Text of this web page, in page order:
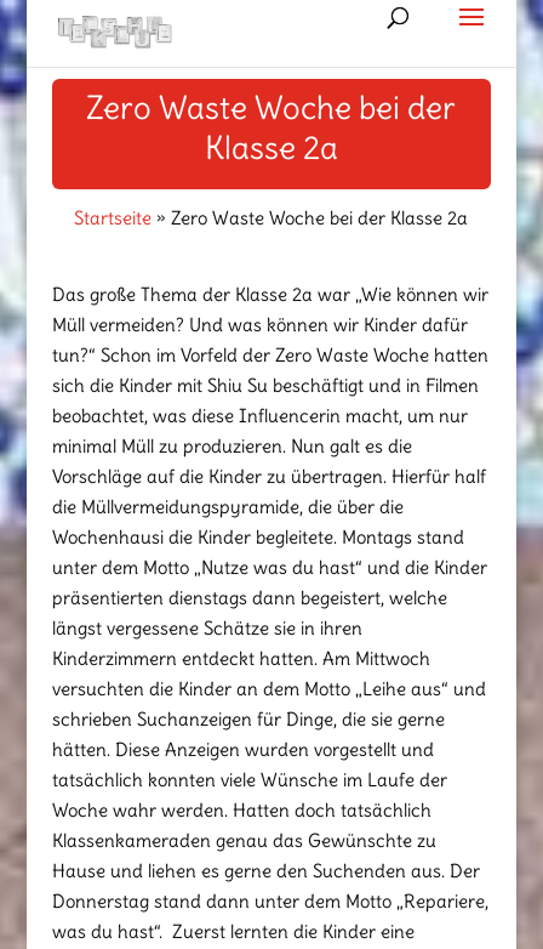
Zero Waste Woche bei der
Klasse 2a
Startseite »Zero Waste Woche bei der Klasse 2a
Das große Thema der Klasse 2a war „Wie können wir
Müll vermeiden? Und was können wir Kinder dafür
tun?“ Schon im Vorfeld der Zero Waste Woche hatten
sich die Kinder mit Shiu Su beschäftigt und in Filmen
beobachtet, was diese Influencerin macht, um nur
minimal Müll zu produzieren. Nun galt es die
Vorschläge auf die Kinder zu übertragen. Hierfür half
die Müllvermeidungspyramide, die über die
Wochenhausi die Kinder begleitete. Montags stand
unter dem Motto „Nutze was du hast“ und die Kinder
präsentierten dienstags dann begeistert, welche
längst vergessene Schätze sie in ihren
Kinderzimmern entdeckt hatten. Am Mittwoch
versuchten die Kinder an dem Motto „Leihe aus“ und
schrieben Suchanzeigen für Dinge, die sie gerne
hätten. Diese Anzeigen wurden vorgestellt und
tatsächlich konnten viele Wünsche im Laufe der
Woche wahr werden. Hatten doch tatsächlich
Klassenkameraden genau das Gewünschte zu
Hause und liehen es gerne den Suchenden aus. Der
Donnerstag stand dann unter dem Motto „Repariere,
was du hast“. Zuerst lernten die Kinder eine